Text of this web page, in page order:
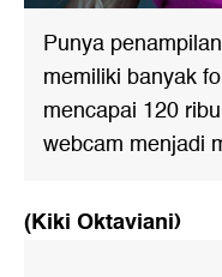
Punya
memiliki banyak
mencapai 120
webcam menjadi
(Kiki Oktaviani)